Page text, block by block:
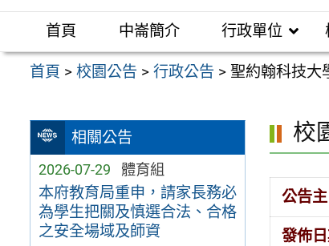
區
首頁 中崙簡介 行政單位
首頁 >校園公告 >行政公告 >聖約翰科技大
相關公告
2026-07-29 體育組
本府教育局重申，請家長務必
為學生把關及慎選合法、合格
之安全場域及師資
校
公告
發佈